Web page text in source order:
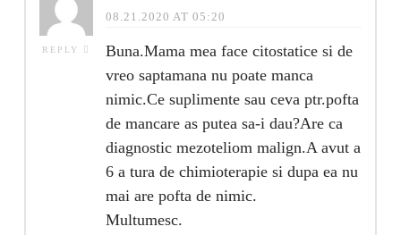
REPLY
08.21.2020 AT 05:20
Buna.Mama mea face citostatice si de
vreo saptamana nu poate manca
nimic.Ce suplimente sau ceva ptr.pofta
de mancare as putea sa-i dau?Are ca
diagnostic mezoteliom malign.A avut a
6 a tura de chimioterapie si dupa ea nu
mai are pofta de nimic.
Multumesc.